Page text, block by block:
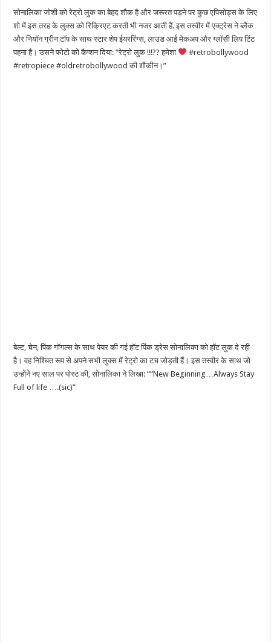
सोनालिका जोशी को रेट्रो लुक का बेहद शौक है और जरूरत पड़ने पर कुछ एपिसोड्स के लिए
शो में इस तरह के लुक्स को रिक्रिएट करती भी नजर आती हैं. इस तस्वीर में एक्ट्रेस ने ब्लैक
और नियॉन ग्रीन टॉप के साथ स्टार शेप ईयररिंग्स, लाउड आई मेकअप और ग्लॉसी लिप टिंट
पहना है। उसने फोटो को कैप्शन दिया: “रेट्रो लुक !!!?? हमेशा
#retrobollywood
#retropiece #oldretrobollywood की शौकीन।”
बेल्ट, चेन, पिंक गॉगल्स के साथ पेयर की गई हॉट पिंक ड्रेस सोनालिका को हॉट लुक दे रही
है। वह निश्चित रूप से अपने सभी लुक्स में रेट्रो का टच जोड़ती हैं। इस तस्वीर के साथ जो
उन्होंने नए साल पर पोस्ट की, सोनालिका ने लिखा: “”New Beginning…Always Stay
Full of life ….(sic)”